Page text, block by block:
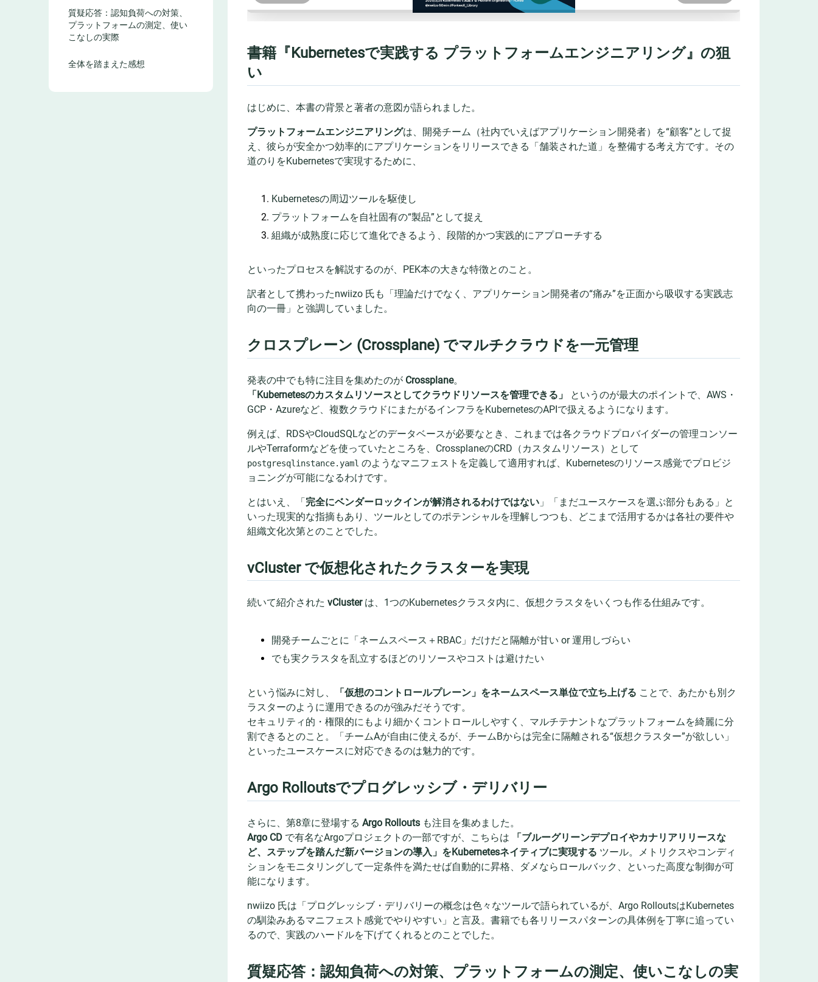
質疑応答：認知負荷への対策、
プラットフォームの測定、使い
こなしの実際
全体を踏まえた感想
書籍『Kubernetesで実践する プラットフォームエンジニアリング』の狙
い
はじめに、本書の背景と著者の意図が語られました。
プラットフォームエンジニアリングは、開発チーム（社内でいえばアプリケーション開発者）を“顧客”として捉
え、彼らが安全かつ効率的にアプリケーションをリリースできる「舗装された道」を整備する考え方です。その
道のりをKubernetesで実現するために、
Kubernetesの周辺ツールを駆使し
プラットフォームを自社固有の“製品”として捉え
組織が成熟度に応じて進化できるよう、段階的かつ実践的にアプローチする
といったプロセスを解説するのが、PEK本の大きな特徴とのこと。
訳者として携わったnwiizo 氏も「理論だけでなく、アプリケーション開発者の“痛み”を正面から吸収する実践志
向の一冊」と強調していました。
クロスプレーン (Crossplane) でマルチクラウドを一元管理
発表の中でも特に注目を集めたのが Crossplane。
「Kubernetesのカスタムリソースとしてクラウドリソースを管理できる」
というのが最大のポイントで、AWS・
GCP・Azureなど、複数クラウドにまたがるインフラをKubernetesのAPIで扱えるようになります。
例えば、RDSやCloudSQLなどのデータベースが必要なとき、これまでは各クラウドプロバイダーの管理コンソー
ルやTerraformなどを使っていたところを、CrossplaneのCRD（カスタムリソース）として
postgresqlinstance.yaml のようなマニフェストを定義して適用すれば、Kubernetesのリソース感覚でプロビジ
ョニングが可能になるわけです。
とはいえ、「完全にベンダーロックインが解消されるわけではない 」「まだユースケースを選ぶ部分もある」と
いった現実的な指摘もあり、ツールとしてのポテンシャルを理解しつつも、どこまで活用するかは各社の要件や
組織文化次第とのことでした。
vCluster で仮想化されたクラスターを実現
続いて紹介された vClusterは、1つのKubernetesクラスタ内に、仮想クラスタをいくつも作る仕組みです。
開発チームごとに「ネームスペース＋RBAC」だけだと隔離が甘い or 運用しづらい
でも実クラスタを乱立するほどのリソースやコストは避けたい
という悩みに対し、 「仮想のコントロールプレーン」をネームスペース単位で立ち上げる ことで、あたかも別ク
ラスターのように運用できるのが強みだそうです。
セキュリティ的・権限的にもより細かくコントロールしやすく、マルチテナントなプラットフォームを綺麗に分
割できるとのこと。「チームAが自由に使えるが、チームBからは完全に隔離される“仮想クラスター”が欲しい」
といったユースケースに対応できるのは魅力的です。
Argo Rolloutsでプログレッシブ・デリバリー
さらに、第8章に登場する Argo Rollouts も注目を集めました。
Argo CD で有名なArgoプロジェクトの一部ですが、こちらは
「ブルーグリーンデプロイやカナリアリリースな
ど、ステップを踏んだ新バージョンの導入」をKubernetesネイティブに実現する ツール。メトリクスやコンディ
ションをモニタリングして一定条件を満たせば自動的に昇格、ダメならロールバック、といった高度な制御が可
能になります。
nwiizo 氏は「プログレッシブ・デリバリーの概念は色々なツールで語られているが、Argo RolloutsはKubernetes
の馴染みあるマニフェスト感覚でやりやすい」と言及。書籍でも各リリースパターンの具体例を丁寧に追ってい
るので、実践のハードルを下げてくれるとのことでした。
質疑応答：認知負荷への対策、プラットフォームの測定、使いこなしの実